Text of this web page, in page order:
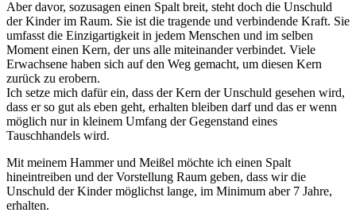
Aber davor, sozusagen einen Spalt breit, steht doch die Unschuld
der Kinder im Raum. Sie ist die tragende und verbindende Kraft. Sie
umfasst die Einzigartigkeit in jedem Menschen und im selben
Moment einen Kern, der uns alle miteinander verbindet. Viele
Erwachsene haben sich auf den Weg gemacht, um diesen Kern
zurück zu erobern.
Ich setze mich dafür ein, dass der Kern der Unschuld gesehen wird,
dass er so gut als eben geht, erhalten bleiben darf und das er wenn
möglich nur in kleinem Umfang der Gegenstand eines
Tauschhandels wird.
Mit meinem Hammer und Meißel möchte ich einen Spalt
hineintreiben und der Vorstellung Raum geben, dass wir die
Unschuld der Kinder möglichst lange, im Minimum aber 7 Jahre,
erhalten.